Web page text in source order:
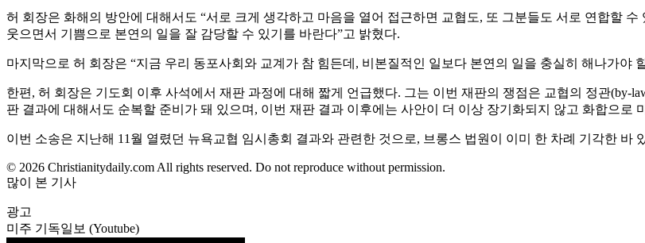
허 회장은 화해의 방안에 대해서도 “서로 크게 생각하고 마음을 열어 접근하면 교협도, 또 그분들도 서로 연합할
웃으면서 기쁨으로 본연의 일을 잘 감당할 수 있기를 바란다”고 밝혔다.
마지막으로 허 회장은 “지금 우리 동포사회와 교계가 참 힘든데, 비본질적인 일보다 본연의 일을 충실히 해나가야
한편, 허 회장은 기도회 이후 사석에서 재판 과정에 대해 짧게 언급했다. 그는 이번 재판의 쟁점은 교협의 정관(by-
판 결과에 대해서도 순복할 준비가 돼 있으며, 이번 재판 결과 이후에는 사안이 더 이상 장기화되지 않고 화합으로
이번 소송은 지난해 11월 열렸던 뉴욕교협 임시총회 결과와 관련한 것으로, 브롱스 법원이 이미 한 차례 기각한
© 2026 Christianitydaily.com All rights reserved. Do not reproduce without permission.
많이 본 기사
광고
미주 기독일보 (Youtube)